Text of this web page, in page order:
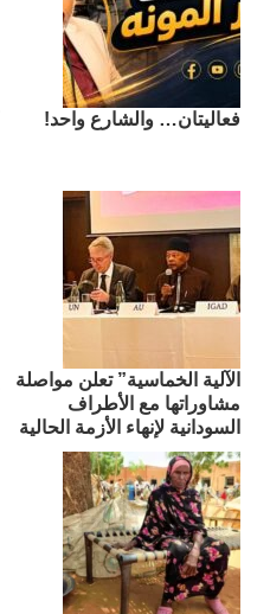
فعاليتان… والشارع واحد!
الآلية الخماسية” تعلن مواصلة
مشاوراتها مع الأطراف
السودانية لإنهاء الأزمة الحالية